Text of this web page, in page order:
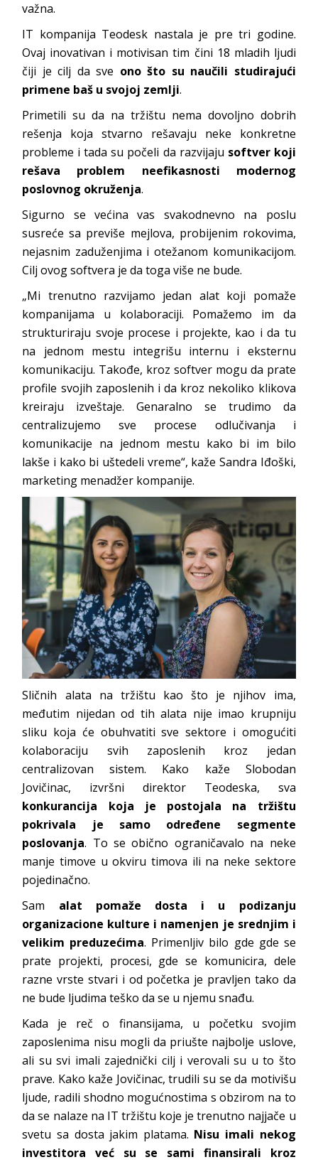
važna.
IT kompanija Teodesk nastala je pre tri godine.
Ovaj inovativan i motivisan tim čini 18 mladih ljudi
čiji je cilj da sve ono što su naučili studirajući
primene baš u svojoj zemlji.
Primetili su da na tržištu nema dovoljno dobrih
rešenja koja stvarno rešavaju neke konkretne
probleme i tada su počeli da razvijaju softver koji
rešava problem neefikasnosti modernog
poslovnog okruženja.
Sigurno se većina vas svakodnevno na poslu
susreće sa previše mejlova, probijenim rokovima,
nejasnim zaduženjima i otežanom komunikacijom.
Cilj ovog softvera je da toga više ne bude.
„Mi trenutno razvijamo jedan alat koji pomaže
kompanijama u kolaboraciji. Pomažemo im da
strukturiraju svoje procese i projekte, kao i da tu
na jednom mestu integrišu internu i eksternu
komunikaciju. Takođe, kroz softver mogu da prate
profile svojih zaposlenih i da kroz nekoliko klikova
kreiraju izveštaje. Genaralno se trudimo da
centralizujemo sve procese odlučivanja i
komunikacije na jednom mestu kako bi im bilo
lakše i kako bi uštedeli vreme“, kaže Sandra Iđoški,
marketing menadžer kompanije.
Sličnih alata na tržištu kao što je njihov ima,
međutim nijedan od tih alata nije imao krupniju
sliku koja će obuhvatiti sve sektore i omogućiti
kolaboraciju svih zaposlenih kroz jedan
centralizovan sistem. Kako kaže Slobodan
Jovičinac, izvršni direktor Teodeska, sva
konkurancija koja je postojala na tržištu
pokrivala je samo određene segmente
poslovanja. To se obično ograničavalo na neke
manje timove u okviru timova ili na neke sektore
pojedinačno.
Sam alat pomaže dosta i u podizanju
organizacione kulture i namenjen je srednjim i
velikim preduzećima. Primenljiv bilo gde gde se
prate projekti, procesi, gde se komunicira, dele
razne vrste stvari i od početka je pravljen tako da
ne bude ljudima teško da se u njemu snađu.
Kada je reč o finansijama, u početku svojim
zaposlenima nisu mogli da priušte najbolje uslove,
ali su svi imali zajednički cilj i verovali su u to što
prave. Kako kaže Jovičinac, trudili su se da motivišu
ljude, radili shodno mogućnostima s obzirom na to
da se nalaze na IT tržištu koje je trenutno najjače u
svetu sa dosta jakim platama. Nisu imali nekog
investitora već su se sami finansirali kroz